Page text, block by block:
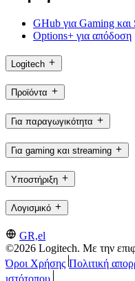
GHub για Gaming και
Options+ για απόδοση
Logitech
Προϊόντα
Για παραγωγικότητα
Για gaming και streaming
Υποστήριξη
Λογισμικό
GR,el
©2026 Logitech. Με την
Όροι Χρήσης Πολιτική
ιστότοπου